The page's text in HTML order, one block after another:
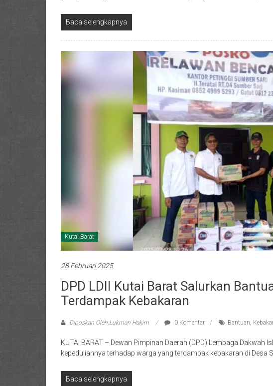
Baca selengkapnya
Kutai Barat
28 Februari 2025
DPD LDII Kutai Barat Salurkan
Terdampak Kebakaran
Diposkan Oleh:Lukman Hakim 0 Komentar Bantuan,
KUTAI BARAT – Dewan Pimpinan Daerah (DPD) Lembaga Dakwah
kepeduliannya terhadap warga yang terdampak kebakaran di Desa
Baca selengkapnya